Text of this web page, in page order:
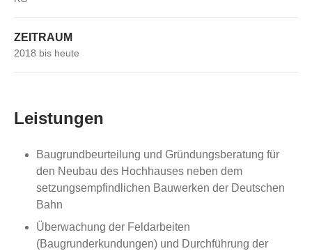
ZEITRAUM
2018 bis heute
Leistungen
Baugrundbeurteilung und Gründungsberatung für
den Neubau des Hochhauses neben dem
setzungsempfindlichen Bauwerken der Deutschen
Bahn
Überwachung der Feldarbeiten
(Baugrunderkundungen) und Durchführung der